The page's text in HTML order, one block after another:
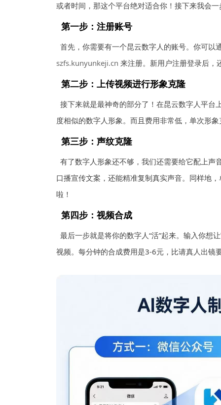
或者时间，那这个平台绝对适合你！接下来我会
第一步：注册账号
首先，你需要有一个昆云数字人的账号。你可以
szfs.kunyunkeji.cn 来注册。新用户注册登录后，
第二步：上传视频进行形象克隆
接下来就是最神奇的部分了！在昆云数字人平
度相似的数字人形象。而且费用非常低，单次形
第三步：声纹克隆
有了数字人形象还不够，我们还需要给它配上声
口播宣传文案，还能精准复制真实声音。同样地
啦！
第四步：视频合成
最后一步就是将你的数字人“活”起来。输入你想
视频。每分钟的合成费用是3-6元，比请真人出镜